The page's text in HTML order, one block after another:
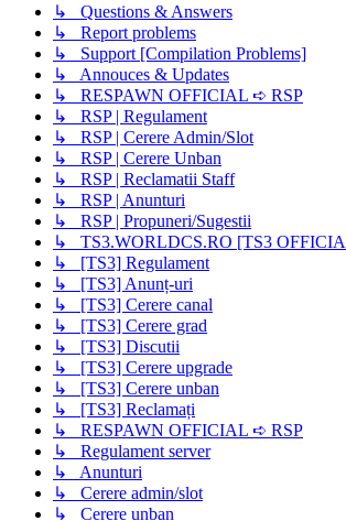
↳ Questions & Answers
↳ Report problems
↳ Support [Compilation Problems]
↳ Annouces & Updates
↳ RESPAWN OFFICIAL ➪ RSP
↳ RSP | Regulament
↳ RSP | Cerere Admin/Slot
↳ RSP | Cerere Unban
↳ RSP | Reclamatii Staff
↳ RSP | Anunturi
↳ RSP | Propuneri/Sugestii
↳ TS3.WORLDCS.RO [TS3
↳ [TS3] Regulament
↳ [TS3] Anunț-uri
↳ [TS3] Cerere canal
↳ [TS3] Cerere grad
↳ [TS3] Discutii
↳ [TS3] Cerere upgrade
↳ [TS3] Cerere unban
↳ [TS3] Reclamați
↳ RESPAWN OFFICIAL ➪ RSP
↳ Regulament server
↳ Anunturi
↳ Cerere admin/slot
↳ Cerere unban